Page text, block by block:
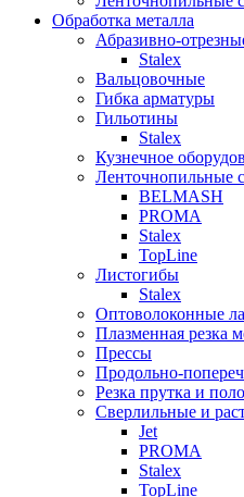
Обработка металла
Абразивно-
Stalex
Вальцовочные
Гибка арматуры
Гильотины
Stalex
Кузнечное
Ленточнопильные
BELMASH
PROMA
Stalex
TopLine
Листогибы
Stalex
Оптоволоконные
Плазменная резка
Прессы
Продольно-
Резка прутка и
Сверлильные и
Jet
PROMA
Stalex
TopLine